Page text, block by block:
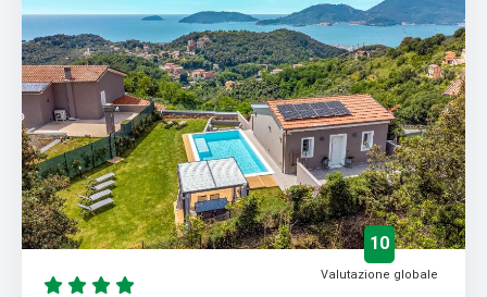
10
Valutazione globale